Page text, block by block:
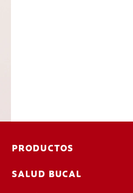
PRODUCTOS
SALUD BUCAL